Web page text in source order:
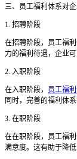
三、员工福利体系对
1. 招聘阶段
在招聘阶段，员工福
力的福利待遇，企业
2. 入职阶段
在入职阶段， 员工福
同时，完善的福利体
3. 在职阶段
在在职阶段，员工福
满意度。这有助于降